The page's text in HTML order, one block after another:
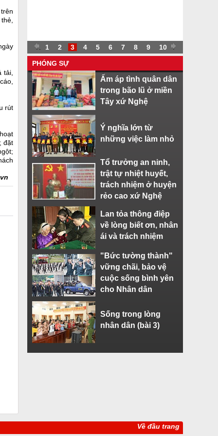
tải,
rút
đặt
. 1 2 3 4 5 6 7 8 9 10 .
PHÓNG SỰ
Ấm áp tình quân dân
trong bão lũ ở miền
Tây xứ Nghệ
Ý nghĩa lớn từ
những việc làm nhỏ
Tổ trưởng an ninh,
trật tự nhiệt huyết,
trách nhiệm ở huyện
rẻo cao xứ Nghệ
Lan tỏa thông điệp
về lòng biết ơn, nhân
ái và trách nhiệm
"Bức tường thành"
vững chãi, bảo vệ
cuộc sống bình yên
cho Nhân dân
Sống trong lòng
nhân dân (bài 3)
Về đầu trang